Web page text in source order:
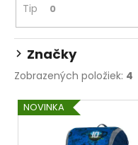
v
Tip 0
Značky
Zobrazených položiek: 4
V
ý
NOVINKA